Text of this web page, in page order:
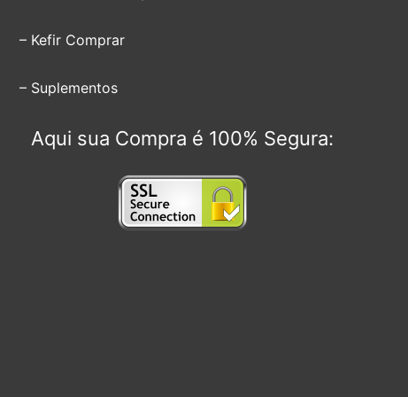
– Kefir Comprar
– Suplementos
Aqui sua Compra é 100% Segura: